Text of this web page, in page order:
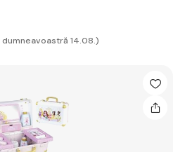
dumneavoastră 14.08.)